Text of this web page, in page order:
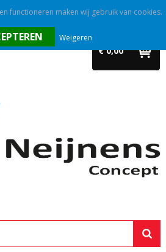
€ 0,00
functioneren maken wij gebruik van cookies.
Weigeren